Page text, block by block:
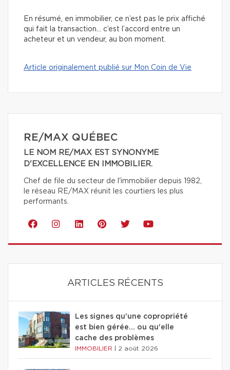
En résumé, en immobilier, ce n’est pas le prix affiché
qui fait la transaction… c’est l’accord entre un
acheteur et un vendeur, au bon moment.
Article originalement publié sur Mon Coin de Vie
RE/MAX QUÉBEC
LE NOM RE/MAX EST SYNONYME
D'EXCELLENCE EN IMMOBILIER.
Chef de file du secteur de l'immobilier depuis 1982,
le réseau RE/MAX réunit les courtiers les plus
performants.
ARTICLES RÉCENTS
Les signes qu'une copropriété
est bien gérée… ou qu'elle
cache des problèmes
IMMOBILIER 2 août 2026